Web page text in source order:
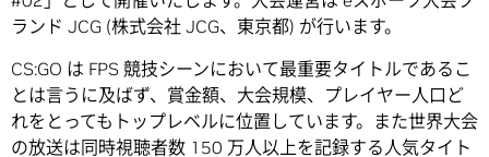
ランド JCG (株式会社 JCG、東京都) が行います。
CS:GO は FPS 競技シーンにおいて最重要タイトルであるこ
とは言うに及ばず、賞金額、大会規模、プレイヤー人口ど
れをとってもトップレベルに位置しています。また世界大会
の放送は同時視聴者数 150 万人以上を記録する人気タイト